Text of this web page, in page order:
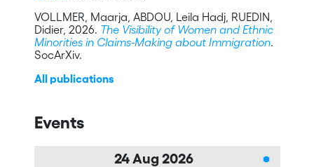
VOLLMER, Maarja, ABDOU, Leila Hadj, RUEDIN,
Didier, 2026. The Visibility of Women and Ethnic
Minorities in Claims-Making about Immigration.
SocArXiv.
All publications
Events
24 Aug 2026